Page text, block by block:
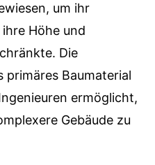
um ihr
Höhe und
Die
primäres Baumaterial
ermöglicht,
Gebäude zu